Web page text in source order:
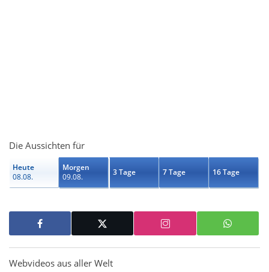
Die Aussichten für
Heute
08.08.
Morgen
09.08.
3 Tage 7 Tage 16 Tage
Webvideos aus aller Welt